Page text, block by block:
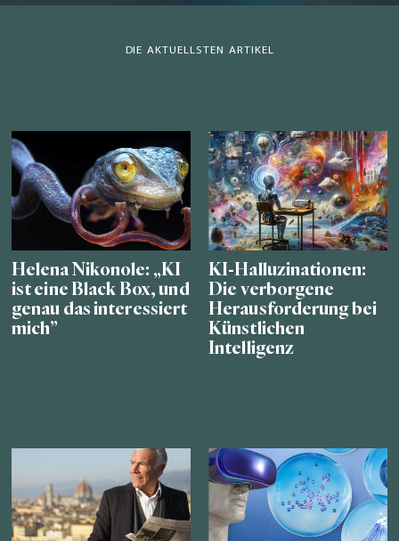
DIE AKTUELLSTEN ARTIKEL
Helena Nikonole: „KI
ist eine Black Box, und
genau das interessiert
mich”
KI-Halluzinationen:
Die verborgene
Herausforderung bei
Künstlichen
Intelligenz